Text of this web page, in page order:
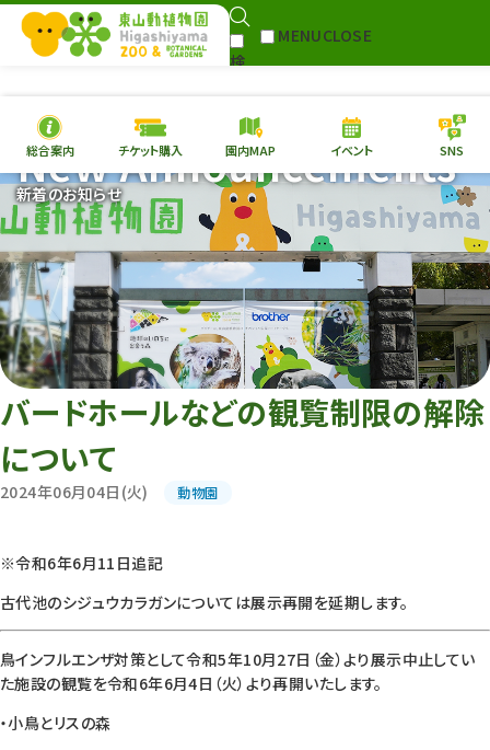
検
MENUCLOSE
本日の開園情報 チケ
園内MAP イベント
総合案内
動物園 植物園
再生プラン
東山動植物園
への支援
環境教育
総合案内 チケット購入 園内MAP イベント SNS
新着のお知らせ
New Announcements
バードホールなどの観覧制限の解除
について
2024年06月04日(火) 動物園
※令和6年6月11日追記
古代池のシジュウカラガンについては展示再開を延期します。
鳥インフルエンザ対策として令和5年10月27日（金）より展示中止してい
た施設の観覧を令和6年6月4日（火）より再開いたします。
・小鳥とリスの森